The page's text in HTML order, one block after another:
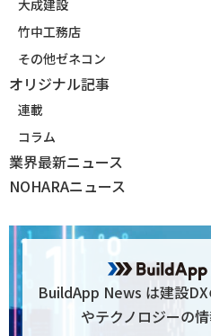
大成建設
竹中工務店
その他ゼネコン
オリジナル記事
連載
コラム
業界最新ニュース
NOHARAニュース
BuildApp News は建設
やテクノロジーの情